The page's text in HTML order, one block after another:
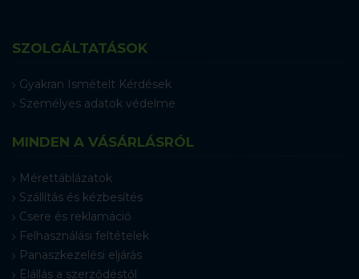
SZOLGÁLTATÁSOK
Gyakran Ismételt Kérdések
Személyes adatok védelme
MINDEN A VÁSÁRLÁSRÓL
Mérettáblázatok
Szállítás és kézbesítés
Csere és reklamáció
Felhasználási feltételek
Panaszkezelési eljárás
Elállás a szerződéstől